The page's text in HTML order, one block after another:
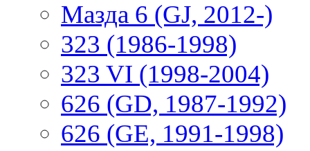
Мазда 6 (GJ, 2012-)
323 (1986-1998)
323 VI (1998-2004)
626 (GD, 1987-1992)
626 (GE, 1991-1998)